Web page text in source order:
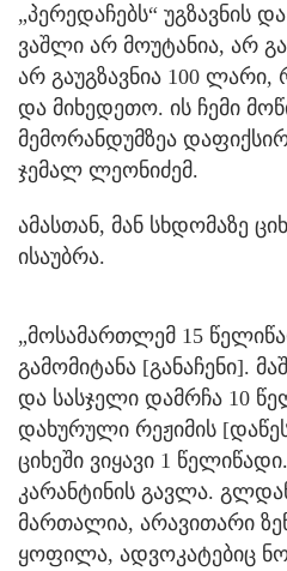
„პერედაჩებს“ უგზავნის
ვაშლი არ მოუტანია, არ
არ გაუგზავნია 100 ლარი,
და მიხედეთო. ის ჩემი
მემორანდუმზეა
ჯემალ ლეონიძემ.
ამასთან, მან სხდომაზე
ისაუბრა.
„მოსამართლემ 15
გამომიტანა [განაჩენი].
და სასჯელი დამრჩა 10
დახურული რეჟიმის
ციხეში ვიყავი 1
კარანტინის გავლა.
მართალია, არავითარი
ყოფილა, ადვოკატებიც